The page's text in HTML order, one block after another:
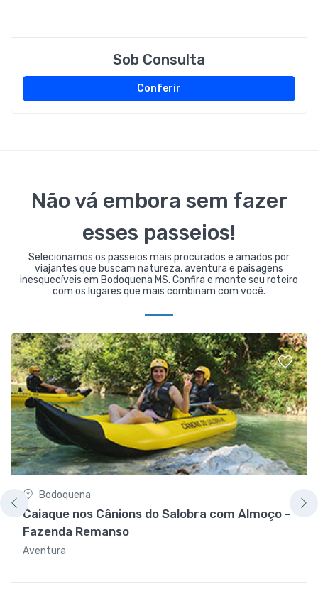
Sob Consulta
Conferir
Não vá embora sem fazer
esses passeios!
Selecionamos os passeios mais procurados e amados por
viajantes que buscam natureza, aventura e paisagens
inesquecíveis em Bodoquena MS. Confira e monte seu roteiro
com os lugares que mais combinam com você.
Bodoquena
Caiaque nos Cânions do Salobra com Almoço -
Fazenda Remanso
Aventura